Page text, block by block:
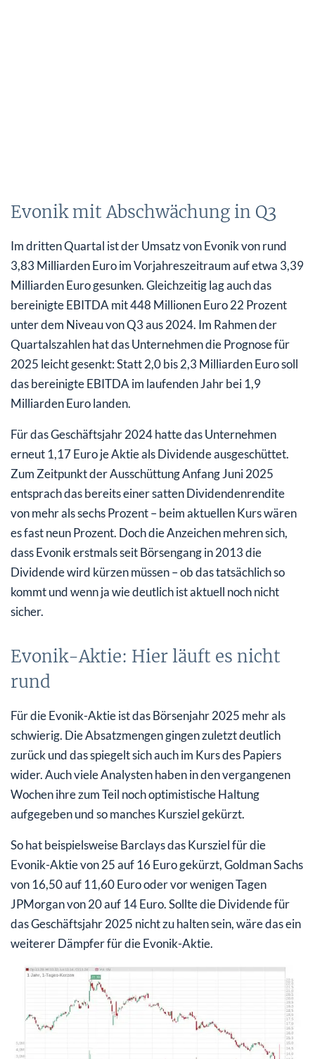
Evonik mit Abschwächung in Q3
Im dritten Quartal ist der Umsatz von Evonik von rund
3,83 Milliarden Euro im Vorjahreszeitraum auf etwa 3,39
Milliarden Euro gesunken. Gleichzeitig lag auch das
bereinigte EBITDA mit 448 Millionen Euro 22 Prozent
unter dem Niveau von Q3 aus 2024. Im Rahmen der
Quartalszahlen hat das Unternehmen die Prognose für
2025 leicht gesenkt: Statt 2,0 bis 2,3 Milliarden Euro soll
das bereinigte EBITDA im laufenden Jahr bei 1,9
Milliarden Euro landen.
Für das Geschäftsjahr 2024 hatte das Unternehmen
erneut 1,17 Euro je Aktie als Dividende ausgeschüttet.
Zum Zeitpunkt der Ausschüttung Anfang Juni 2025
entsprach das bereits einer satten Dividendenrendite
von mehr als sechs Prozent – beim aktuellen Kurs wären
es fast neun Prozent. Doch die Anzeichen mehren sich,
dass Evonik erstmals seit Börsengang in 2013 die
Dividende wird kürzen müssen – ob das tatsächlich so
kommt und wenn ja wie deutlich ist aktuell noch nicht
sicher.
Evonik-Aktie: Hier läuft es nicht
rund
Für die Evonik-Aktie ist das Börsenjahr 2025 mehr als
schwierig. Die Absatzmengen gingen zuletzt deutlich
zurück und das spiegelt sich auch im Kurs des Papiers
wider. Auch viele Analysten haben in den vergangenen
Wochen ihre zum Teil noch optimistische Haltung
aufgegeben und so manches Kursziel gekürzt.
So hat beispielsweise Barclays das Kursziel für die
Evonik-Aktie von 25 auf 16 Euro gekürzt, Goldman Sachs
von 16,50 auf 11,60 Euro oder vor wenigen Tagen
JPMorgan von 20 auf 14 Euro. Sollte die Dividende für
das Geschäftsjahr 2025 nicht zu halten sein, wäre das ein
weiterer Dämpfer für die Evonik-Aktie.